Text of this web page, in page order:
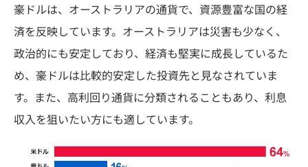
豪ドルは、オーストラリアの通貨で、資源豊富な国の経
済を反映しています。オーストラリアは災害も少なく、
政治的にも安定しており、経済も堅実に成長しているた
め、豪ドルは比較的安定した投資先と見なされていま
す。また、高利回り通貨に分類されることもあり、利息
収入を狙いたい方にも適しています。